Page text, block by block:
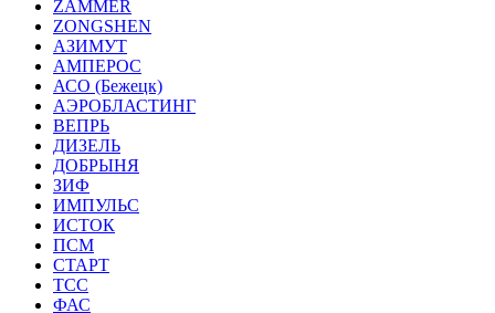
ZAMMER
ZONGSHEN
АЗИМУТ
АМПЕРОС
АСО (Бежецк)
АЭРОБЛАСТИНГ
ВЕПРЬ
ДИЗЕЛЬ
ДОБРЫНЯ
ЗИФ
ИМПУЛЬС
ИСТОК
ПСМ
СТАРТ
ТСС
ФАС